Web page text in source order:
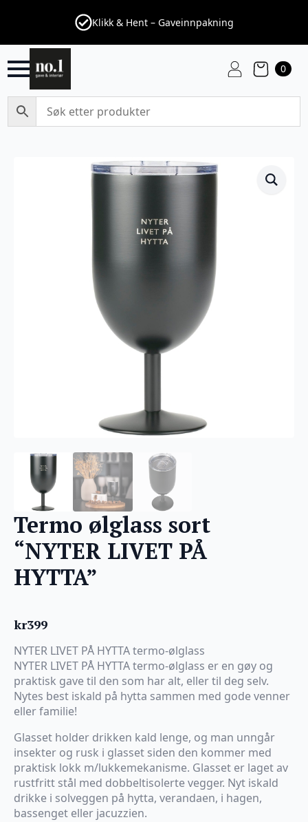
Klikk & Hent – Gaveinnpakning
0
Termo ølglass sort
“NYTER LIVET PÅ
HYTTA”
kr399
NYTER LIVET PÅ HYTTA termo-ølglass
NYTER LIVET PÅ HYTTA termo-ølglass er en gøy og
praktisk gave til den som har alt, eller til deg selv.
Nytes best iskald på hytta sammen med gode venner
eller familie!
Glasset holder drikken kald lenge, og man unngår
insekter og rusk i glasset siden den kommer med
praktisk lokk m/lukkemekanisme. Glasset er laget av
rustfritt stål med dobbeltisolerte vegger. Nyt iskald
drikke i solveggen på hytta, verandaen, i hagen,
bassenget eller jacuzzien.